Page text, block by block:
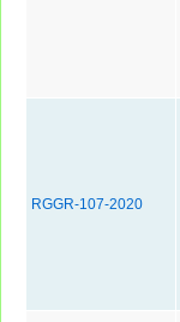
RGGR-107-2020